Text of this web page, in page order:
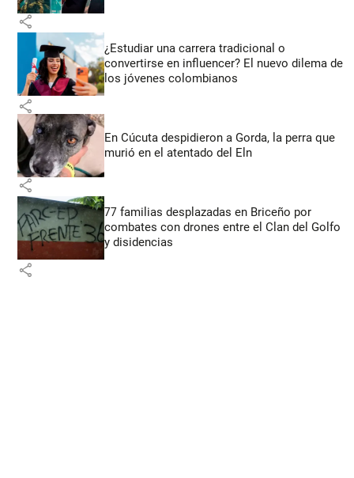
share
¿Estudiar una carrera tradicional o
convertirse en influencer? El nuevo dilema de
los jóvenes colombianos
share
En Cúcuta despidieron a Gorda, la perra que
murió en el atentado del Eln
share
77 familias desplazadas en Briceño por
combates con drones entre el Clan del Golfo
y disidencias
share